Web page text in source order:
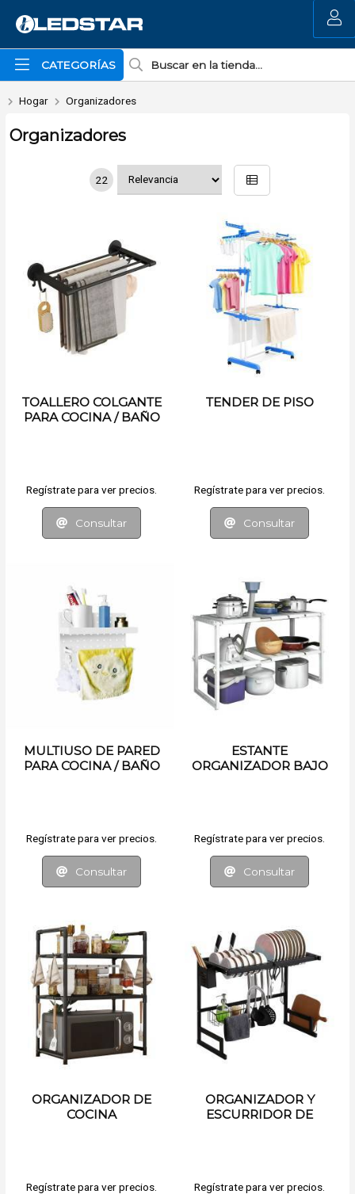
CATEGORÍAS
MI COMPRA
Hogar Organizadores
Organizadores
22
TOALLERO COLGANTE
PARA COCINA / BAÑO
Regístrate para ver precios.
Consultar
TENDER DE PISO
Regístrate para ver precios.
Consultar
MULTIUSO DE PARED
PARA COCINA / BAÑO
Regístrate para ver precios.
Consultar
ESTANTE
ORGANIZADOR BAJO
Regístrate para ver precios.
Consultar
ORGANIZADOR DE
COCINA
Regístrate para ver precios.
ORGANIZADOR Y
ESCURRIDOR DE
Regístrate para ver precios.